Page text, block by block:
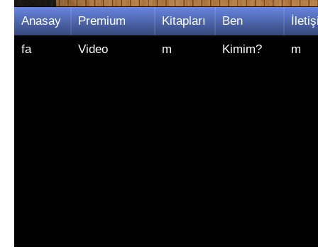
İçeriğe
atla
Anasay
fa
Premium
Video
Kitapları
m
Ben
Kimim? m